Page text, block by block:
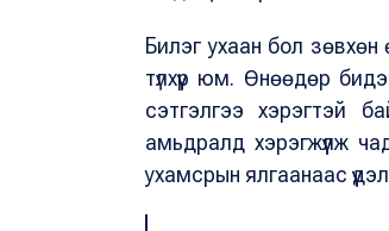
Билэг ухаан бол зөвхөн
түлхүүр юм. Өнөөдөр
сэтгэлгээ хэрэгтэй
амьдралд хэрэгжүүлж
ухамсрын ялгаанаас